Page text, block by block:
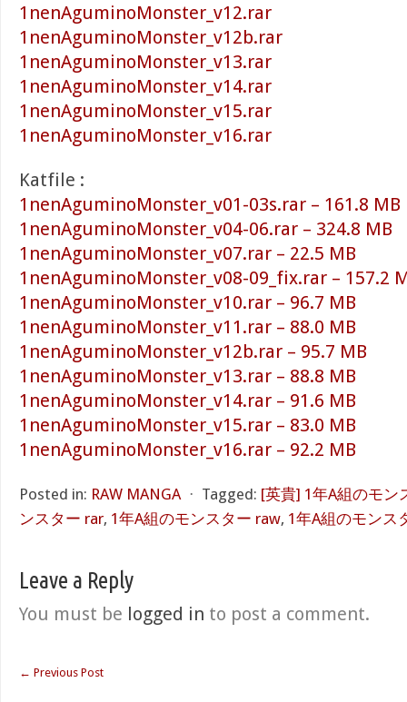
1nenAguminoMonster_v12.rar
1nenAguminoMonster_v12b.rar
1nenAguminoMonster_v13.rar
1nenAguminoMonster_v14.rar
1nenAguminoMonster_v15.rar
1nenAguminoMonster_v16.rar
Katfile :
1nenAguminoMonster_v01-03s.rar – 161.8 MB
1nenAguminoMonster_v04-06.rar – 324.8 MB
1nenAguminoMonster_v07.rar – 22.5 MB
1nenAguminoMonster_v08-09_fix.rar – 157.2
1nenAguminoMonster_v10.rar – 96.7 MB
1nenAguminoMonster_v11.rar – 88.0 MB
1nenAguminoMonster_v12b.rar – 95.7 MB
1nenAguminoMonster_v13.rar – 88.8 MB
1nenAguminoMonster_v14.rar – 91.6 MB
1nenAguminoMonster_v15.rar – 83.0 MB
1nenAguminoMonster_v16.rar – 92.2 MB
Posted in: RAW MANGA ⋅ Tagged: [英貴] 1年A組のモン
ンスター rar, 1年A組のモンスター raw, 1年A組のモンス
Leave a Reply
You must be logged in to post a comment.
← Previous Post